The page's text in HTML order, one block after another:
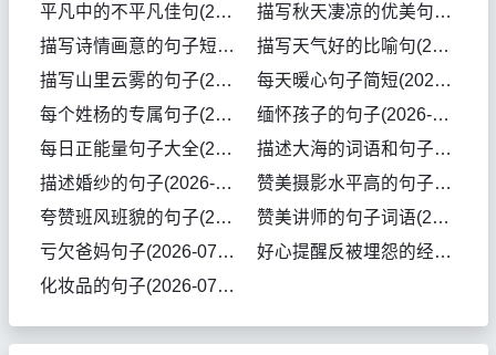
平凡中的不平凡佳句(2026-07-30句子)
描写秋天凄凉的优美句子(2026-07-29句子)
描写诗情画意的句子短句(2026-07-29句子)
描写天气好的比喻句(2026-07-29句子)
描写山里云雾的句子(2026-07-29句子)
每天暖心句子简短(2026-07-28句子)
每个姓杨的专属句子(2026-07-28句子)
缅怀孩子的句子(2026-07-28句子)
每日正能量句子大全(2026-07-28句子)
描述大海的词语和句子(2026-07-28句子)
描述婚纱的句子(2026-07-28句子)
赞美摄影水平高的句子(2026-07-27句子)
夸赞班风班貌的句子(2026-07-27句子)
赞美讲师的句子词语(2026-07-27句子)
亏欠爸妈句子(2026-07-27句子)
好心提醒反被埋怨的经典句子(2026-07-25句子)
化妆品的句子(2026-07-25句子)